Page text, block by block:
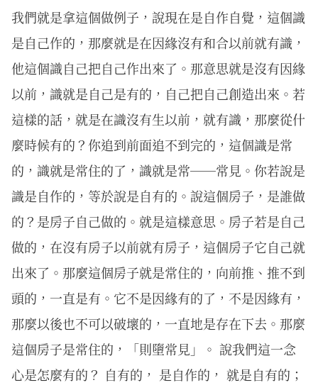
我們就是拿這個做例子，說現在是自作自覺，這個識
是自己作的，那麼就是在因緣沒有和合以前就有識，
他這個識自己把自己作出來了。那意思就是沒有因緣
以前，識就是自己是有的，自己把自己創造出來。若
這樣的話，就是在識沒有生以前，就有識，那麼從什
麼時候有的？你追到前面追不到完的，這個識是常
的，識就是常住的了，識就是常──常見。你若說是
識是自作的，等於說是自有的。說這個房子，是誰做
的？是房子自己做的。就是這樣意思。房子若是自己
做的，在沒有房子以前就有房子，這個房子它自己就
出來了。那麼這個房子就是常住的，向前推、推不到
頭的，一直是有。它不是因緣有的了，不是因緣有，
那麼以後也不可以破壞的，一直地是存在下去。那麼
這個房子是常住的，「則墮常見」。 說我們這一念
心是怎麼有的？ 自有的， 是自作的， 就是自有的；